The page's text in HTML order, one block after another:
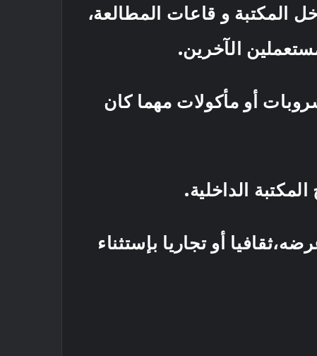
المكتبة و قاعات المطالعة،
من المستعملين الآخرين.
أو مأكولات مهما كان
الداخلية.
أو تجاريا بإستثناء
الإدارة.